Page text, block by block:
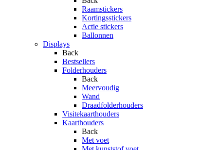
Raamstickers
Kortingsstickers
Actie stickers
Ballonnen
Displays
Back
Bestsellers
Folderhouders
Back
Meervoudig
Wand
Draadfolderhouders
Visitekaarthouders
Kaarthouders
Back
Met voet